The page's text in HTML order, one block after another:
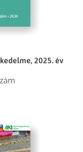
2025. év